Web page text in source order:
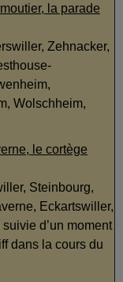
la parade
Zehnacker,
Wolschheim,
le cortège
Steinbourg,
Eckartswiller,
d’un moment
dans la cours du